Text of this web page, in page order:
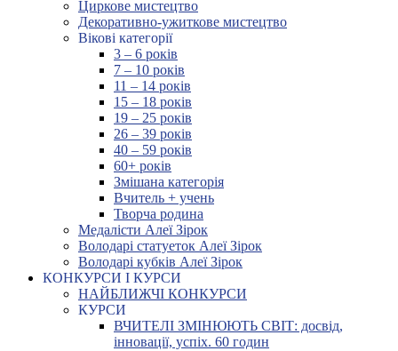
Циркове мистецтво
Декоративно-ужиткове мистецтво
Вікові категорії
3 – 6 років
7 – 10 років
11 – 14 років
15 – 18 років
19 – 25 років
26 – 39 років
40 – 59 років
60+ років
Змішана категорія
Вчитель + учень
Творча родина
Медалісти Алеї Зірок
Володарі статуеток Алеї Зірок
Володарі кубків Алеї Зірок
КОНКУРСИ І КУРСИ
НАЙБЛИЖЧІ КОНКУРСИ
КУРСИ
ВЧИТЕЛІ ЗМІНЮЮТЬ СВІТ: досвід,
інновації, успіх. 60 годин